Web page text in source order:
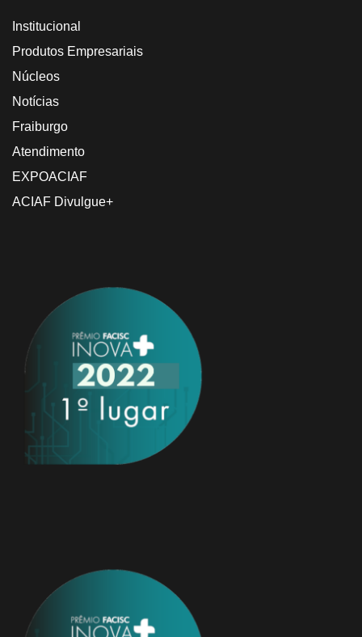
Institucional
Produtos Empresariais
Núcleos
Notícias
Fraiburgo
Atendimento
EXPOACIAF
ACIAF Divulgue+